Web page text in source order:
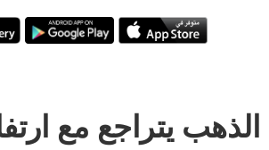
الذهب يتراجع مع